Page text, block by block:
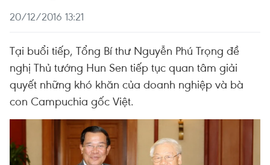
20/12/2016 13:21
Tại buổi tiếp, Tổng Bí thư Nguyễn Phú Trọng đề
nghị Thủ tướng Hun Sen tiếp tục quan tâm giải
quyết những khó khăn của doanh nghiệp và bà
con Campuchia gốc Việt.